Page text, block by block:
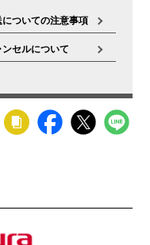
についての注意事項
ンセルについて